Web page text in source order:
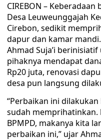
CIREBON –
Desa Leuweunggajah
Cirebon, sedikit
dapur dan kamar
Ahmad Suja’i
pihaknya mendapat
Rp20 juta, renovasi
desa pun langsung
“Perbaikan ini
sudah memprihatinkan.
BPMPD, makanya kita
perbaikan ini,” ujar